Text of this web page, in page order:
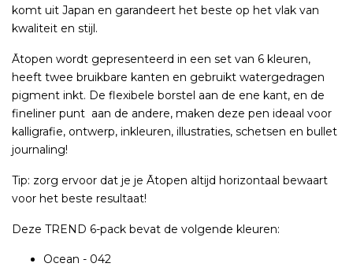
komt uit Japan en garandeert het beste op het vlak van
kwaliteit en stijl.
Ātopen wordt gepresenteerd in een set van 6 kleuren,
heeft twee bruikbare kanten en gebruikt watergedragen
pigment inkt. De flexibele borstel aan de ene kant, en de
fineliner punt aan de andere, maken deze pen ideaal voor
kalligrafie, ontwerp, inkleuren, illustraties, schetsen en bullet
journaling!
Tip: zorg ervoor dat je je Ātopen altijd horizontaal bewaart
voor het beste resultaat!
Deze TREND 6-pack bevat de volgende kleuren:
Ocean - 042